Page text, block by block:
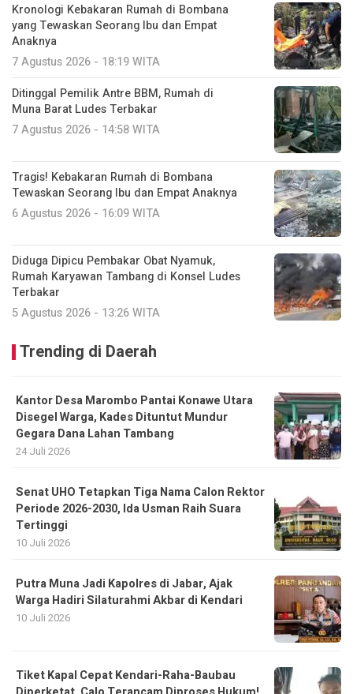
Kronologi Kebakaran Rumah di Bombana
yang Tewaskan Seorang Ibu dan Empat
Anaknya
7 Agustus 2026 - 18:19 WITA
Ditinggal Pemilik Antre BBM, Rumah di
Muna Barat Ludes Terbakar
7 Agustus 2026 - 14:58 WITA
Tragis! Kebakaran Rumah di Bombana
Tewaskan Seorang Ibu dan Empat Anaknya
6 Agustus 2026 - 16:09 WITA
Diduga Dipicu Pembakar Obat Nyamuk,
Rumah Karyawan Tambang di Konsel Ludes
Terbakar
5 Agustus 2026 - 13:26 WITA
Trending di Daerah
Kantor Desa Marombo Pantai Konawe Utara
Disegel Warga, Kades Dituntut Mundur
Gegara Dana Lahan Tambang
24 Juli 2026
Senat UHO Tetapkan Tiga Nama Calon Rektor
Periode 2026-2030, Ida Usman Raih Suara
Tertinggi
10 Juli 2026
Putra Muna Jadi Kapolres di Jabar, Ajak
Warga Hadiri Silaturahmi Akbar di Kendari
10 Juli 2026
Tiket Kapal Cepat Kendari-Raha-Baubau